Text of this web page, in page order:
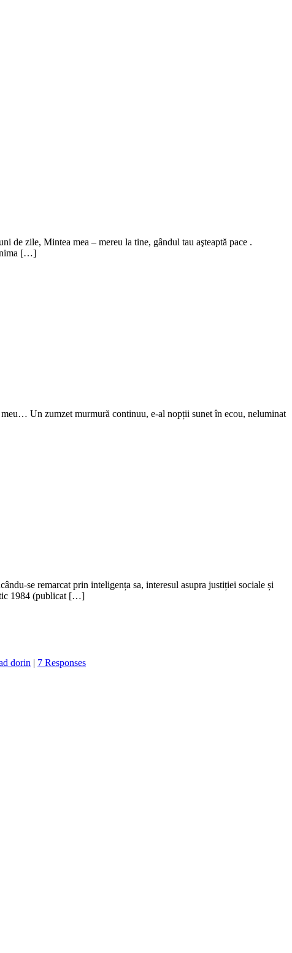
de zile, Mintea mea – mereu la tine, gândul tau aşteaptă pace .
[…]
Un zumzet murmură continuu, e-al nopții sunet în ecou, neluminat
se remarcat prin inteligența sa, interesul asupra justiției sociale și
1984 (publicat […]
dorin | 7 Responses